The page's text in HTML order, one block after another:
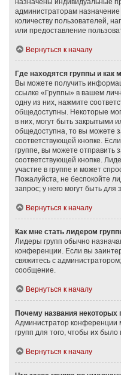
назначены индивидуальные
администраторам
количеству пользователей,
или предоставление
Вернуться к началу
Где находятся группы и как
Вы можете получить
ссылке «Группы» в вашем
одну из них, нажмите
общедоступны. Некоторые
в них, могут быть закрытыми
общедоступна, то вы можете
соответствующей кнопке.
группе, вы можете отправить
соответствующей кнопке.
участие в группе и может
Пожалуйста, не беспокойте
запрос; у него могут быть для
Вернуться к началу
Как мне стать лидером
Лидеры групп обычно
конференции. Если вы
свяжитесь с
сообщение.
Вернуться к началу
Почему названия
Администратор конференции
групп для того, чтобы их было
Вернуться к началу